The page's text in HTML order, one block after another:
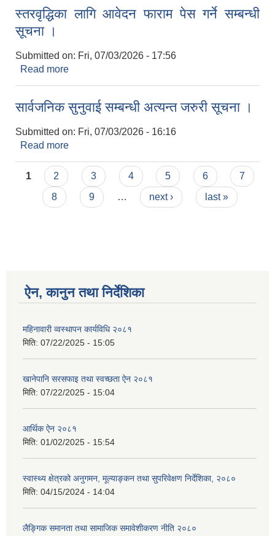
स्तरवृद्धिका लागि आवेदन फाराम पेस गर्ने सम्बन्धी
सूचना ।
Submitted on: Fri, 07/03/2026 - 17:56
Read more
सार्वजनिक सुनुवाई सम्बन्धी अत्यन्त जरुरी सूचना ।
Submitted on: Fri, 07/03/2026 - 16:16
Read more
Pages
1 2 3 4 5 6
7
8
9 … next › last »
ऐन, कानुन तथा निर्देशिका
महिनावारी व्वस्थापन कार्यविधि २०८१
मिति: 07/22/2025 - 15:05
खानेपानि सरसफाइ तथा स्वच्छता ऐन २०८१
मिति: 07/22/2025 - 15:04
आर्थिक ऐन २०८१
मिति: 01/02/2025 - 15:54
स्वास्थ्य क्षेत्रको अनुगमन, मूल्याङ्कन तथा सुपरिवेक्षण निर्देशिका, २०८०
मिति: 04/15/2024 - 14:04
लैङ्गिक समानता तथा सामाजिक समावेशीकरण नीति २०८०